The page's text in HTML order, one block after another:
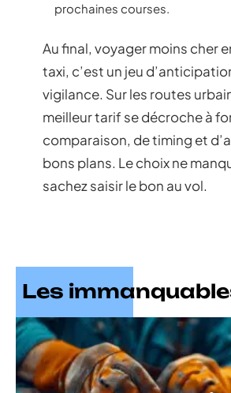
prochaines courses.
Au final, voyager moins cher
taxi, c’est un jeu
vigilance. Sur les routes
meilleur tarif se décroche à
comparaison, de timing et
bons plans. Le choix ne
sachez saisir le bon au vol.
Les